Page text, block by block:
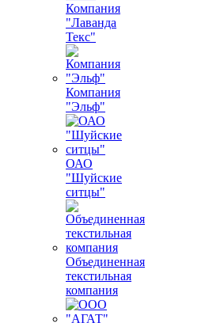
Компания
"Лаванда
Текс"
Компания
"Эльф"
ОАО
"Шуйские
ситцы"
Объединенная
текстильная
компания